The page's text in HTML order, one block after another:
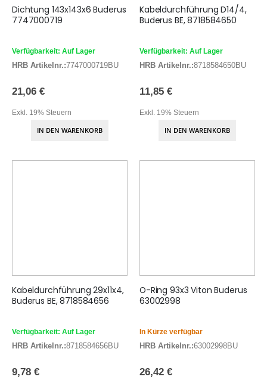
Dichtung 143x143x6 Buderus
7747000719
Verfügbarkeit: Auf Lager
HRB Artikelnr.:7747000719BU
21,06 €
Exkl. 19% Steuern
IN DEN WARENKORB
Kabeldurchführung D14/4,
Buderus BE, 8718584650
Verfügbarkeit: Auf Lager
HRB Artikelnr.:8718584650BU
11,85 €
Exkl. 19% Steuern
IN DEN WARENKORB
Kabeldurchführung 29x11x4,
Buderus BE, 8718584656
Verfügbarkeit: Auf Lager
HRB Artikelnr.:8718584656BU
9,78 €
O-Ring 93x3 Viton Buderus
63002998
In Kürze verfügbar
HRB Artikelnr.:63002998BU
26,42 €